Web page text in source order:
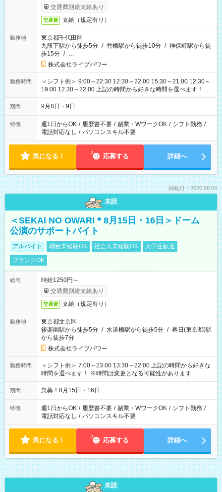
交通費別途支給あり
交通費 支給（規定有り）
勤務地
東京都千代田区
九段下駅から徒歩5分 / 竹橋駅から徒歩10分 / 神保町駅から徒
歩15分 / …
株式会社ライブパワー
勤務時間
＜シフト例＞ 9:00～22:30 12:30～22:00 15:30～21:00 12:30～
19:00 12:30～22:00 上記の時間から好きな時間を選べます！ ※
時間は変更となる可能性があります
期間 9月8日・9日
特徴 週1日からOK / 履歴書不要 / 副業・WワークOK / シフト勤務 /
電話対応なし / パソコンスキル不要
気になる！ 応募する 詳細へ
掲載日：2026.08.04
未読
＜SEKAI NO OWARI＊8月15日・16日＞ドーム
公演のサポートバイト
アルバイト 職種未経験OK 社会人未経験OK
大学生歓迎
ブランクOK
給与
時給1250円～
交通費別途支給あり
交通費 支給（規定有り）
勤務地
東京都文京区
後楽園駅から徒歩5分 / 水道橋駅から徒歩5分 / 春日(東京都)駅
から徒歩7分
株式会社ライブパワー
勤務時間
＜シフト例＞ 7:00～23:00 13:30～22:00 上記の時間から好きな
時間を選べます！ ※時間は変更となる可能性があります
期間 急募！8月15日・16日
特徴 週1日からOK / 履歴書不要 / 副業・WワークOK / シフト勤務 /
電話対応なし / パソコンスキル不要
気になる！ 応募する 詳細へ
未読